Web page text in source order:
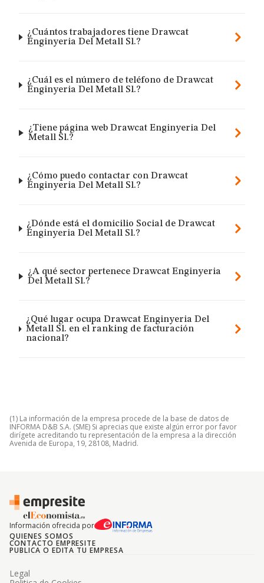
¿Cuántos trabajadores tiene Drawcat
Enginyeria Del Metall Sl.?
¿Cuál es el número de teléfono de Drawcat
Enginyeria Del Metall Sl.?
¿Tiene página web Drawcat Enginyeria Del
Metall Sl.?
¿Cómo puedo contactar con Drawcat
Enginyeria Del Metall Sl.?
¿Dónde está el domicilio Social de Drawcat
Enginyeria Del Metall Sl.?
¿A qué sector pertenece Drawcat Enginyeria
Del Metall Sl.?
¿Qué lugar ocupa Drawcat Enginyeria Del
Metall Sl. en el ranking de facturación
nacional?
(1) La información de la empresa procede de la base de datos de
INFORMA D&B S.A. (SME) Si aprecias que existe algún error por favor
dirígete acreditando tu representación de la empresa a la dirección
Avenida de Europa, 19, 28108, Madrid.
Información ofrecida por
QUIENES SOMOS
CONTACTO EMPRESITE
PUBLICA O EDITA TU EMPRESA
Legal